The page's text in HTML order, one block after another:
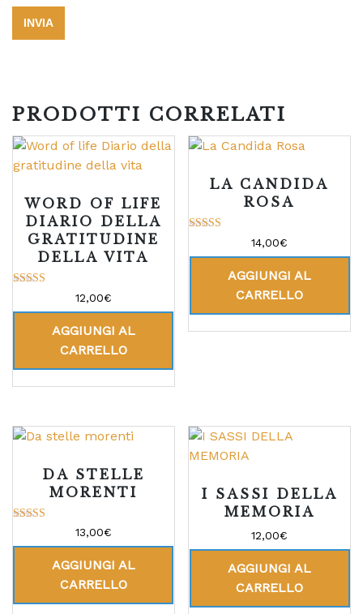
PRODOTTI CORRELATI
WORD OF LIFE
DIARIO DELLA
GRATITUDINE
DELLA VITA
su 5
12,00€
AGGIUNGI AL
CARRELLO
LA CANDIDA
ROSA
su 5
14,00€
AGGIUNGI AL
CARRELLO
DA STELLE
MORENTI
su 5
13,00€
AGGIUNGI AL
CARRELLO
I SASSI DELLA
MEMORIA
12,00€
AGGIUNGI AL
CARRELLO